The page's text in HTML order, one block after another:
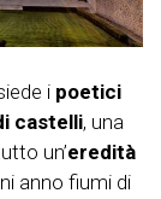
i poetici
castelli, una
un’eredità
anno fiumi di